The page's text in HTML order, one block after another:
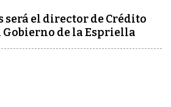
será el director de Crédito
Gobierno de la Espriella